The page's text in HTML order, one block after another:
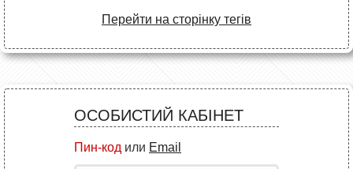
Перейти на сторінку тегів
ОСОБИСТИЙ КАБІНЕТ
Пин-код или Email